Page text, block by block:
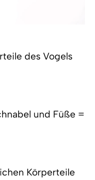
des Vogels
und Füße =
Körperteile